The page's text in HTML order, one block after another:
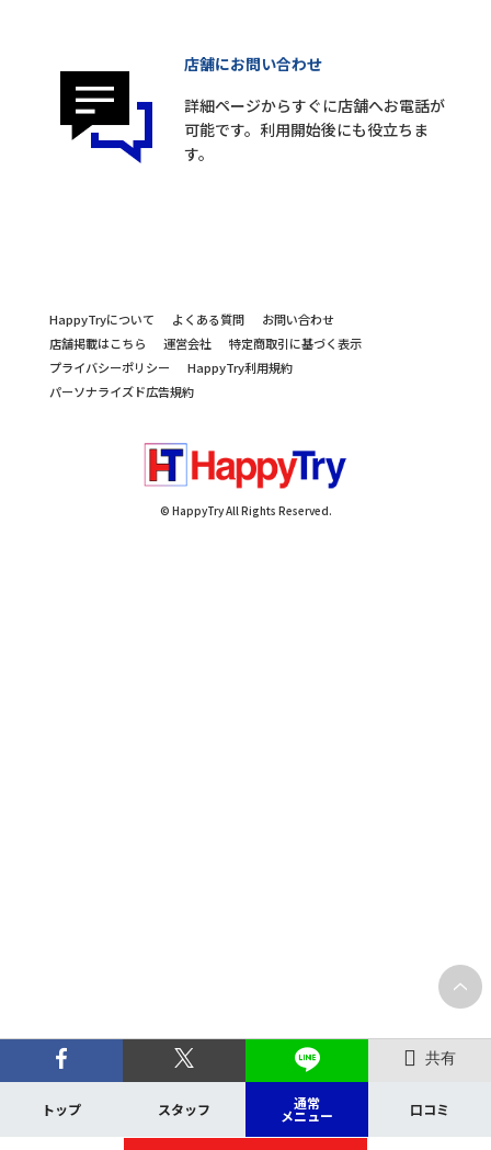
共有
トップ スタッフ 通常
メニュー 口コミ
店舗にお問い合わせ
詳細ページからすぐに店舗へお電話が
可能です。利用開始後にも役立ちま
す。
HappyTryについて よくある質問
お問い合わせ
店舗掲載はこちら
運営会社
特定商取引に基づく表示
プライバシーポリシー
HappyTry利用規約
パーソナライズド広告規約
© HappyTry All Rights Reserved.